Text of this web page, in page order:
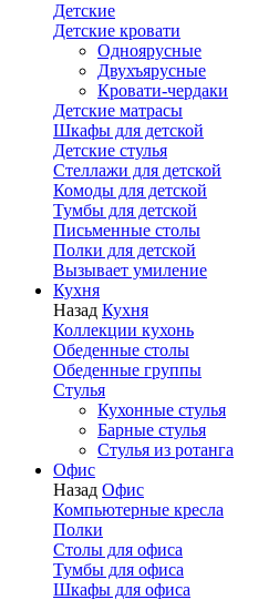
Детские
Детские кровати
Одноярусные
Двухъярусные
Кровати-чердаки
Детские матрасы
Шкафы для детской
Детские стулья
Стеллажи для детской
Комоды для детской
Тумбы для детской
Письменные столы
Полки для детской
Вызывает умиление
Кухня
Назад Кухня
Коллекции кухонь
Обеденные столы
Обеденные группы
Стулья
Кухонные стулья
Барные стулья
Стулья из ротанга
Офис
Назад Офис
Компьютерные кресла
Полки
Столы для офиса
Тумбы для офиса
Шкафы для офиса